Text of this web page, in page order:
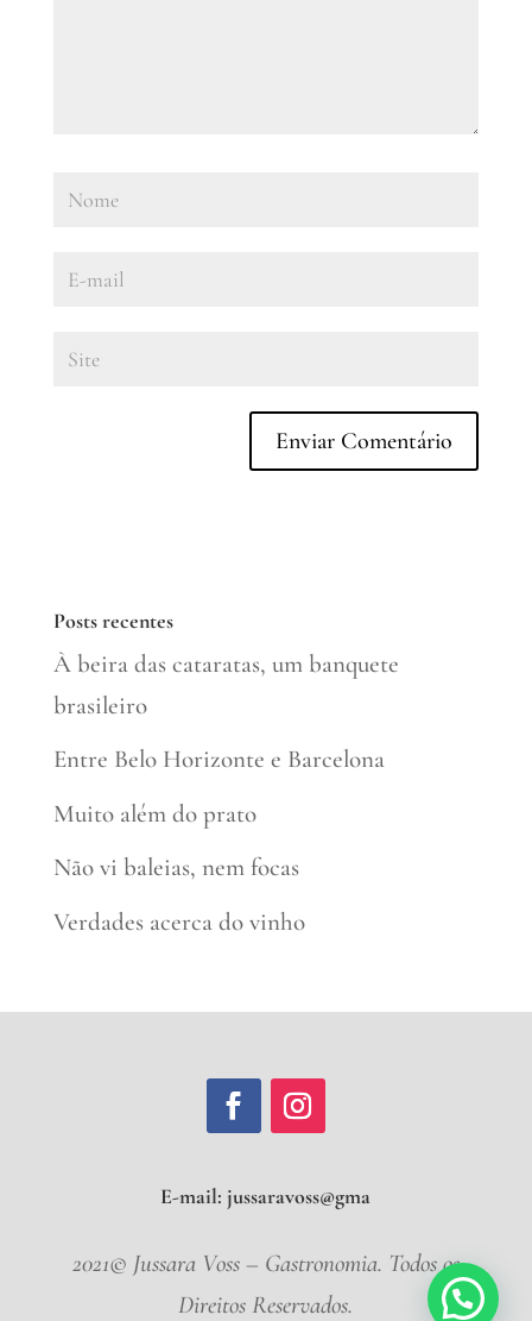
Posts recentes
À beira das cataratas, um banquete
brasileiro
Entre Belo Horizonte e Barcelona
Muito além do prato
Não vi baleias, nem focas
Verdades acerca do vinho
E-mail:jussaravo
2021© Jussara Voss – Gastronomia. Todos os
Direitos Reservados.